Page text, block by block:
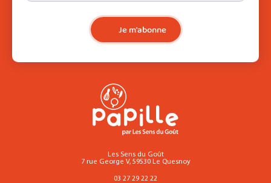
Je m'abonne
Les Sens du Goût
7 rue George V, 59530 Le Quesnoy
03 27 29 22 22